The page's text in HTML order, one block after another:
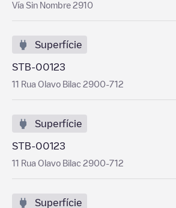
Vía Sin Nombre 2910
Superfície
STB-00123
11 Rua Olavo Bilac 2900-712
Superfície
STB-00123
11 Rua Olavo Bilac 2900-712
Superfície